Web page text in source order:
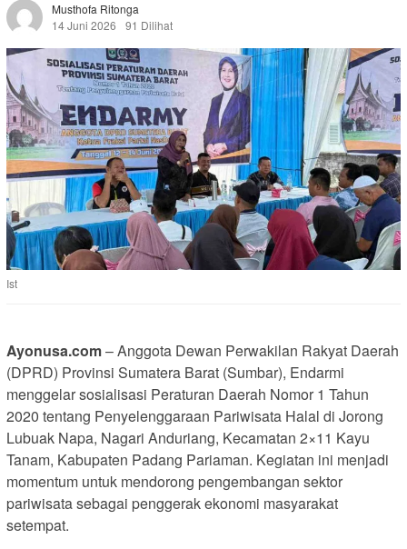
Musthofa Ritonga
14 Juni 2026
91 Dilihat
Ist
Ayonusa.com– Anggota Dewan Perwakilan Rakyat Daerah
(DPRD) Provinsi Sumatera Barat (Sumbar), Endarmi
menggelar sosialisasi Peraturan Daerah Nomor 1 Tahun
2020 tentang Penyelenggaraan Pariwisata Halal di Jorong
Lubuak Napa, Nagari Anduriang, Kecamatan 2×11 Kayu
Tanam, Kabupaten Padang Pariaman. Kegiatan ini menjadi
momentum untuk mendorong pengembangan sektor
pariwisata sebagai penggerak ekonomi masyarakat
setempat.